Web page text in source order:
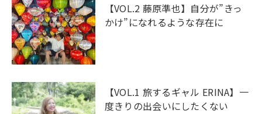
【VOL.2 藤原準也】自分が”きっ
かけ”になれるような存在に
【VOL.1 旅するギャル ERINA】一
度きりの出会いにしたくない